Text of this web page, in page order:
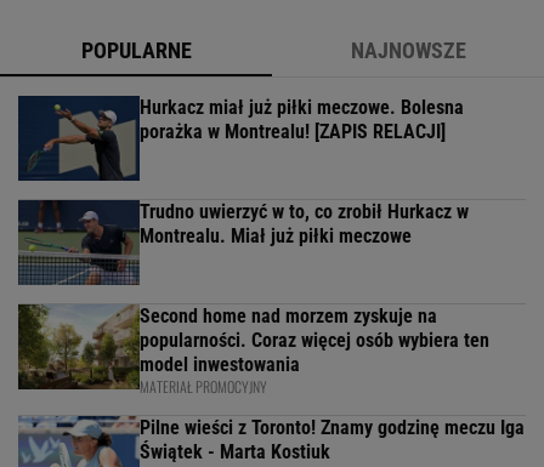
POPULARNE NAJNOWSZE
Hurkacz miał już piłki meczowe. Bolesna
porażka w Montrealu! [ZAPIS RELACJI]
Trudno uwierzyć w to, co zrobił Hurkacz w
Montrealu. Miał już piłki meczowe
Second home nad morzem zyskuje na
popularności. Coraz więcej osób wybiera ten
model inwestowania
MATERIAŁ PROMOCYJNY
Pilne wieści z Toronto! Znamy godzinę meczu Iga
Świątek - Marta Kostiuk